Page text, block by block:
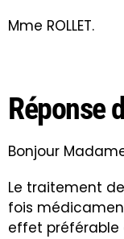
Mme ROLLET.
Réponse
Bonjour
Le traitement
fois
effet préférable